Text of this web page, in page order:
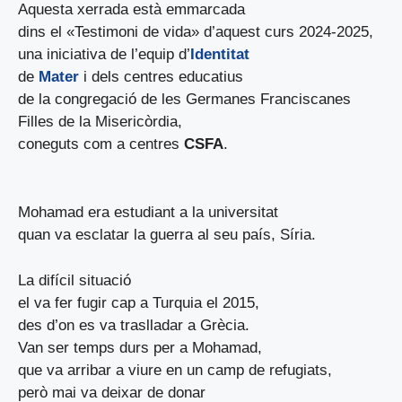
Aquesta xerrada està emmarcada
dins el «Testimoni de vida» d’aquest curs 2024-2025,
una iniciativa de l’equip d’ Identitat
de Mater i dels centres educatius
de la congregació de les Germanes Franciscanes
Filles de la Misericòrdia,
coneguts com a centres CSFA.
Mohamad era estudiant a la universitat
quan va esclatar la guerra al seu país, Síria.
La difícil situació
el va fer fugir cap a Turquia el 2015,
des d’on es va traslladar a Grècia.
Van ser temps durs per a Mohamad,
que va arribar a viure en un camp de refugiats,
però mai va deixar de donar